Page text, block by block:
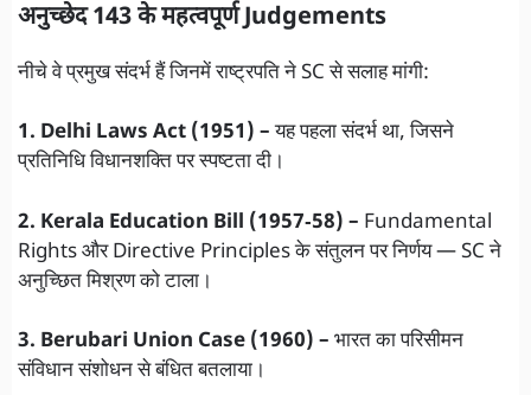
अनुच्छेद 143 के महत्वपूर्ण Judgements
नीचे वे प्रमुख संदर्भ हैं जिनमें राष्ट्रपति ने SC से सलाह मांगी:
1. Delhi Laws Act (1951) –यह पहला संदर्भ था, जिसने
प्रतिनिधि विधानशक्ति पर स्पष्टता दी।
2. Kerala Education Bill (1957‑58) – Fundamental
Rights और Directive Principles के संतुलन पर निर्णय — SC ने
अनुच्छित मिश्रण को टाला।
3. Berubari Union Case (1960) – भारत का परिसीमन
संविधान संशोधन से बंधित बतलाया।